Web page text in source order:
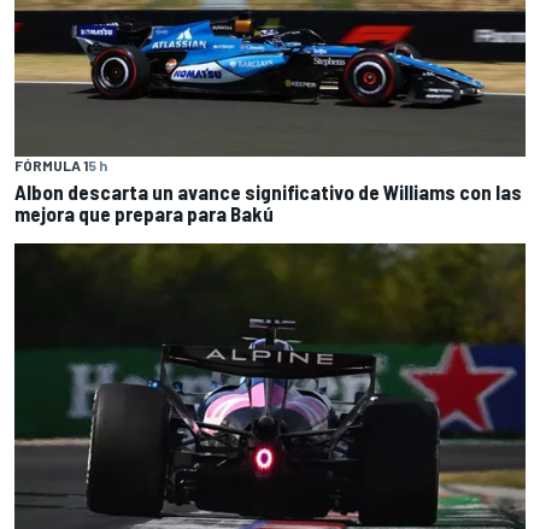
FÓRMULA 15 h
Albon descarta un avance significativo de Williams con las
mejora que prepara para Bakú